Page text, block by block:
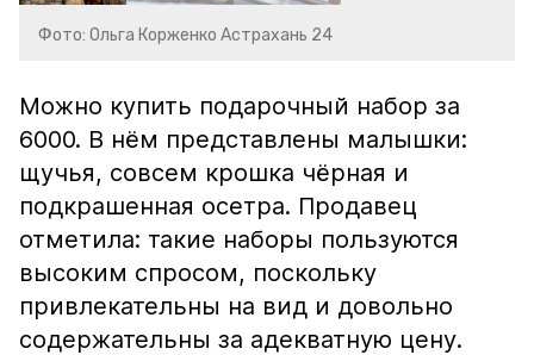
Фото: Ольга Корженко Астрахань 24
Можно купить подарочный набор за
6000. В нём представлены малышки:
щучья, совсем крошка чёрная и
подкрашенная осетра. Продавец
отметила: такие наборы пользуются
высоким спросом, поскольку
привлекательны на вид и довольно
содержательны за адекватную цену.